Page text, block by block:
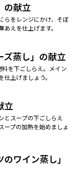
の献立
らをレンジにかけ、そぼ
えを仕上げます。
ズ蒸し」の献立
を下ごしらえ。メイン
上げましょう。
立
とスープの下ごしらえ
ープの加熱を始めましょ
ワイン蒸し」